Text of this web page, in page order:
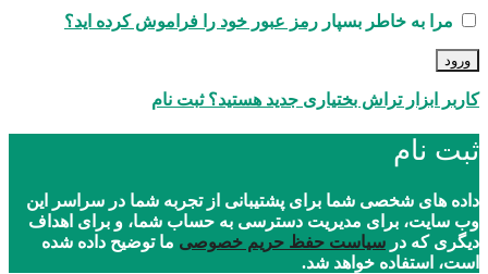
مرا به خاطر بسپار رمز عبور خود را فراموش کرده اید؟
ورود
کاربر ابزار تراش بختیاری جدید هستید؟ ثبت نام
ثبت نام
داده های شخصی شما برای پشتیبانی از تجربه شما در سراسر این
وب سایت، برای مدیریت دسترسی به حساب شما، و برای اهداف
دیگری که در سیاست حفظ حریم خصوصی ما توضیح داده شده
است، استفاده خواهد شد.